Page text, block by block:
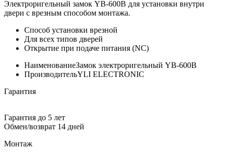
Электроригельный замок YB-600B для установки внутри
двери с врезным способом монтажа.
Способ установки врезной
Для всех типов дверей
Открытие при подаче питания (NC)
НаименованиеЗамок электроригельный YB-600B
ПроизводительYLI ELECTRONIC
Гарантия
Гарантия до 5 лет
Обмен/возврат 14 дней
Монтаж